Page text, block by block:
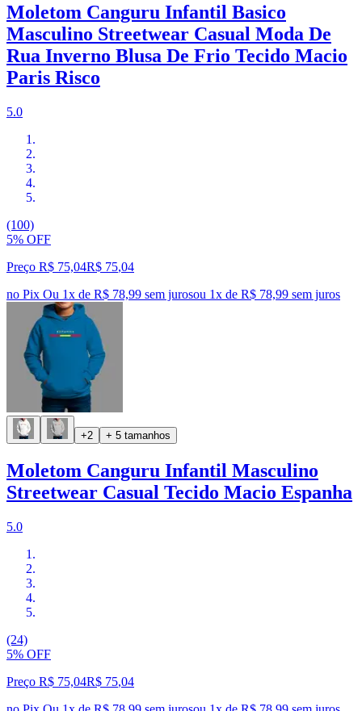
Moletom Canguru Infantil Basico
Masculino Streetwear Casual Moda De
Rua Inverno Blusa De Frio Tecido Macio
Paris Risco
5.0
(100)
5% OFF
Preço R$ 75,04R$ 75,04
no Pix Ou 1x de R$ 78,99 sem jurosou 1x de R$ 78,99 sem juros
+2 + 5 tamanhos
Moletom Canguru Infantil Masculino
Streetwear Casual Tecido Macio Espanha
5.0
(24)
5% OFF
Preço R$ 75,04R$ 75,04